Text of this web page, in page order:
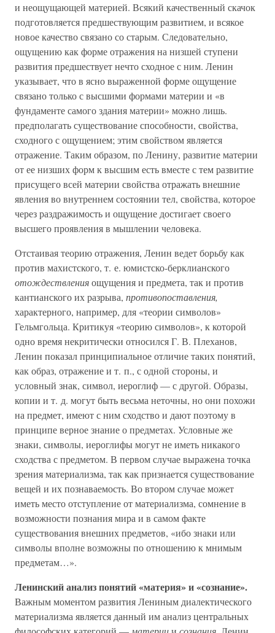
и неощущающей материей. Всякий качественный скачок
подготовляется предшествующим развитием, и всякое
новое качество связано со старым. Следовательно,
ощущению как форме отражения на низшей ступени
развития предшествует нечто сходное с ним. Ленин
указывает, что в ясно выраженной форме ощущение
связано только с высшими формами материи и «в
фундаменте самого здания материи» можно лишь.
предполагать существование способности, свойства,
сходного с ощущением; этим свойством является
отражение. Таким образом, по Ленину, развитие материи
от ее низших форм к высшим есть вместе с тем развитие
присущего всей материи свойства отражать внешние
явления во внутреннем состоянии тел, свойства, которое
через раздражимость и ощущение достигает своего
высшего проявления в мышлении человека.
Отстаивая теорию отражения, Ленин ведет борьбу как
против махистского, т. е. юмистско-берклианского
отождествленияощущения и предмета, так и против
кантианского их разрыва, противопоставления,
характерного, например, для «теории символов»
Гельмгольца. Критикуя «теорию символов», к которой
одно время некритически относился Г. В. Плеханов,
Ленин показал принципиальное отличие таких понятий,
как образ, отражение и т. п., с одной стороны, и
условный знак, символ, иероглиф — с другой. Образы,
копии и т. д. могут быть весьма неточны, но они похожи
на предмет, имеют с ним сходство и дают поэтому в
принципе верное знание о предметах. Условные же
знаки, символы, иероглифы могут не иметь никакого
сходства с предметом. В первом случае выражена точка
зрения материализма, так как признается существование
вещей и их познаваемость. Во втором случае может
иметь место отступление от материализма, сомнение в
возможности познания мира и в самом факте
существования внешних предметов, «ибо знаки или
символы вполне возможны по отношению к мнимым
предметам…».
Ленинский анализ понятий «материя» и «сознание».
Важным моментом развития Лениным диалектического
материализма является данный им анализ центральных